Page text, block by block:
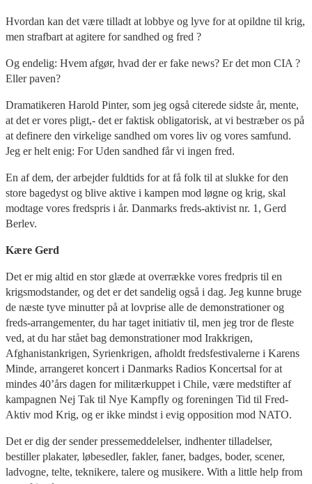
Hvordan kan det være tilladt at lobbye og lyve for at opildne til krig,
men strafbart at agitere for sandhed og fred ?
Og endelig: Hvem afgør, hvad der er fake news? Er det mon CIA ?
Eller paven?
Dramatikeren Harold Pinter, som jeg også citerede sidste år, mente,
at det er vores pligt,- det er faktisk obligatorisk, at vi bestræber os på
at definere den virkelige sandhed om vores liv og vores samfund.
Jeg er helt enig: For Uden sandhed får vi ingen fred.
En af dem, der arbejder fuldtids for at få folk til at slukke for den
store bagedyst og blive aktive i kampen mod løgne og krig, skal
modtage vores fredspris i år. Danmarks freds-aktivist nr. 1, Gerd
Berlev.
Kære Gerd
Det er mig altid en stor glæde at overrække vores fredpris til en
krigsmodstander, og det er det sandelig også i dag. Jeg kunne bruge
de næste tyve minutter på at lovprise alle de demonstrationer og
freds-arrangementer, du har taget initiativ til, men jeg tror de fleste
ved, at du har stået bag demonstrationer mod Irakkrigen,
Afghanistankrigen, Syrienkrigen, afholdt fredsfestivalerne i Karens
Minde, arrangeret koncert i Danmarks Radios Koncertsal for at
mindes 40’års dagen for militærkuppet i Chile, være medstifter af
kampagnen Nej Tak til Nye Kampfly og foreningen Tid til Fred-
Aktiv mod Krig, og er ikke mindst i evig opposition mod NATO.
Det er dig der sender pressemeddelelser, indhenter tilladelser,
bestiller plakater, løbesedler, fakler, faner, badges, boder, scener,
ladvogne, telte, teknikere, talere og musikere. With a little help from